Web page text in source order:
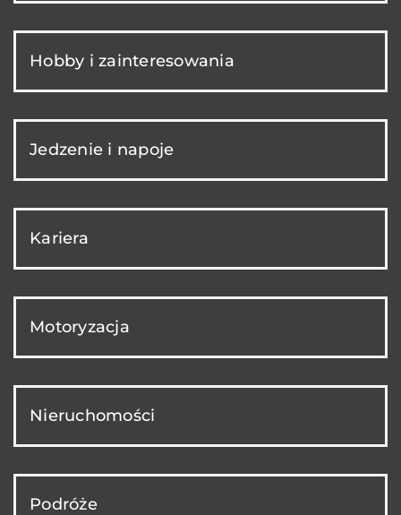
Hobby i zainteresowania
Jedzenie i napoje
Kariera
Motoryzacja
Nieruchomości
Podróże